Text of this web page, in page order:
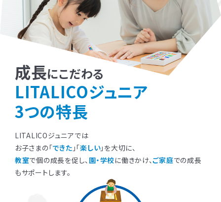
成長にこだわる
LITALICOジュニア
3つの特長
LITALICOジュニアでは
お子さまの「できた 」「楽しい」を大切に、
教室で個の成長を促し、 園・学校に働きかけ、ご家庭での成長
もサポートします。